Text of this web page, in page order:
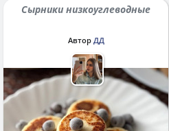
Сырники низкоуглеводные
Автор ДД